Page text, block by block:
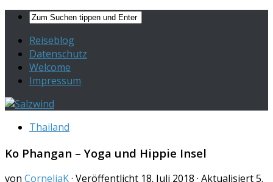
Reiseblog
Datenschutz
Welcome
Impressum
Thailand
Ko Phangan – Yoga und Hippie Insel
von CorneliaK· Veröffentlicht 18. Juli 2018 · Aktualisiert5.